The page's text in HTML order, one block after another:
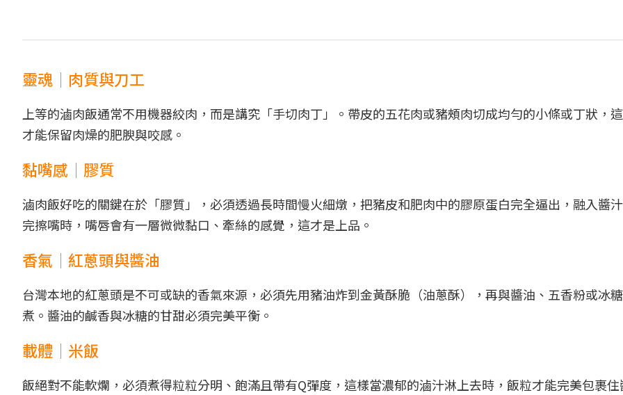
靈魂｜肉質與刀工
上等的滷肉飯通常不用機器絞肉，而是講究「手切肉丁」。帶皮的五花肉或豬頰肉切成均勻的小條或丁狀，
才能保留肉燥的肥腴與咬感。
黏嘴感｜膠質
滷肉飯好吃的關鍵在於「膠質」，必須透過長時間慢火細燉，把豬皮和肥肉中的膠原蛋白完全逼出，融入醬
完擦嘴時，嘴唇會有一層微微黏口、牽絲的感覺，這才是上品。
香氣｜紅蔥頭與醬油
台灣本地的紅蔥頭是不可或缺的香氣來源，必須先用豬油炸到金黃酥脆（油蔥酥），再與醬油、五香粉或冰
煮。醬油的鹹香與冰糖的甘甜必須完美平衡。
載體｜米飯
飯絕對不能軟爛，必須煮得粒粒分明、飽滿且帶有Q彈度，這樣當濃郁的滷汁淋上去時，飯粒才能完美包裹